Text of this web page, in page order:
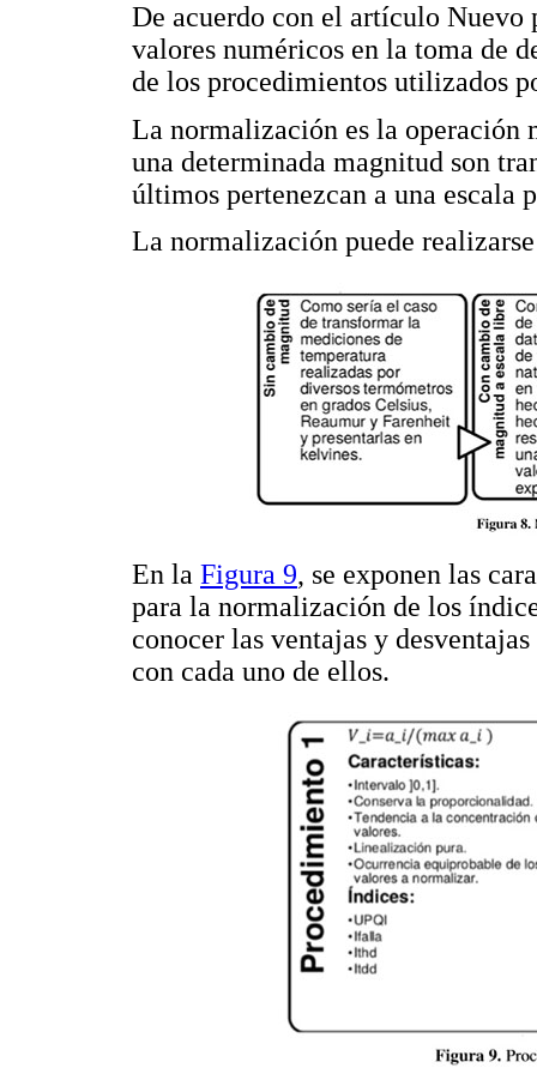
De acuerdo con el artículo
valores numéricos en la toma de
de los procedimientos utilizados
La normalización es la operación
una determinada magnitud son
últimos pertenezcan a una escala
La normalización puede
En la Figura 9, se exponen las
para la normalización de los
conocer las ventajas y
con cada uno de ellos.